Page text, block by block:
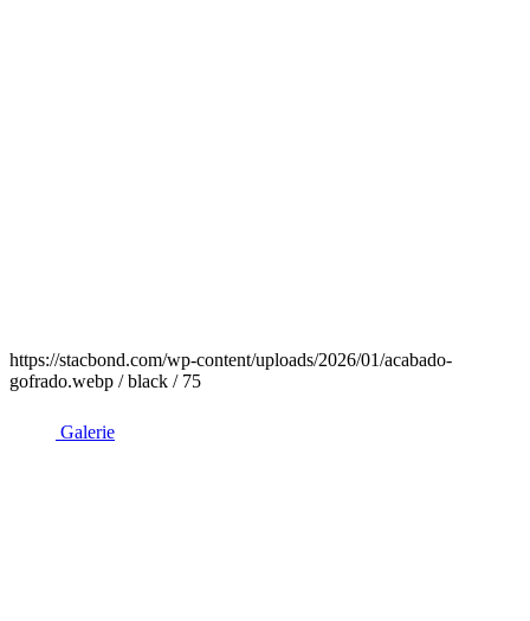
https://stacbond.com/wp-content/uploads/2026/01/acabado-
gofrado.webp / black / 75
Galerie